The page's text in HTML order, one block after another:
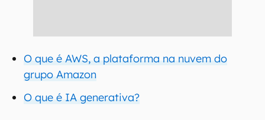
O que é AWS, a plataforma na nuvem do
grupo Amazon
O que é IA generativa?